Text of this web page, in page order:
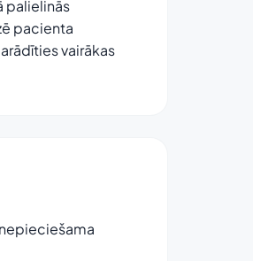
palielinās
pacienta
vairākas